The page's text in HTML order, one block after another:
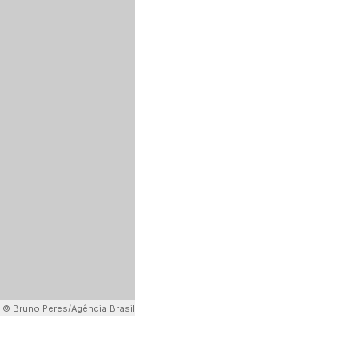
© Bruno Peres/Agência Brasil